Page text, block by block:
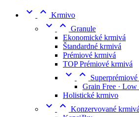
  Krmivo
  Granule
Ekonomické krmivá
Štandardné krmivá
Prémiové krmivá
TOP Prémiové krmivá
 
Grain Free · Low
Holistické krmivo
  Konzervované krmivá